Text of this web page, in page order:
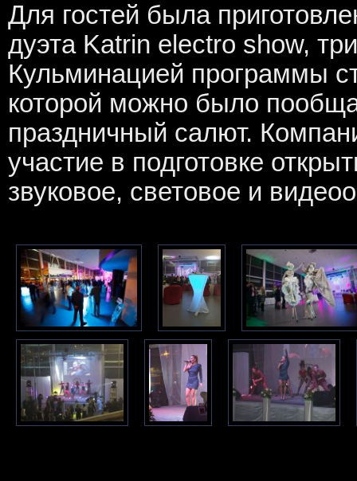
Для гостей была
дуэта Katrin electro show,
Кульминацией программы
которой можно было
праздничный салют.
участие в подготовке
звуковое, световое и